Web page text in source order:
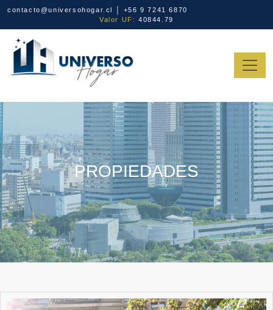
contacto@universohogar.cl │ +56 9 7241 6870
Valor UF:40844.79
PROPIEDADES